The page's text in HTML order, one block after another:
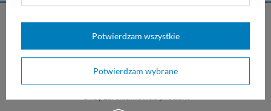
ZAMÓWIENIA
Status zamówienia
Śledzenie przesyłki
Potwierdzam wybrane
Potwierdzam wszystkie